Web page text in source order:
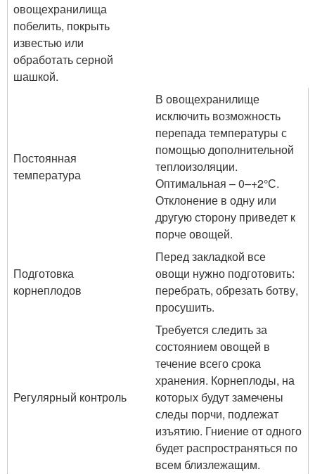
овощехранилища
побелить, покрыть
известью или
обработать серной
шашкой.
Постоянная
температура
В овощехранилище
исключить возможность
перепада температуры с
помощью дополнительной
теплоизоляции.
Оптимальная – 0–+2°С.
Отклонение в одну или
другую сторону приведет к
порче овощей.
Подготовка
корнеплодов
Перед закладкой все
овощи нужно подготовить:
перебрать, обрезать ботву,
просушить.
Регулярный контроль
Требуется следить за
состоянием овощей в
течение всего срока
хранения. Корнеплоды, на
которых будут замечены
следы порчи, подлежат
изъятию. Гниение от одного
будет распространяться по
всем близлежащим.